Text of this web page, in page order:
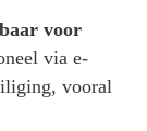
voor
via e-
vooral